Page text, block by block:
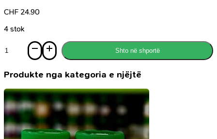
CHF 24.90
4 stok
Ruaje
Allahu
ruan
ty
Shto në shportë
Produkte nga kategoria e njëjtë